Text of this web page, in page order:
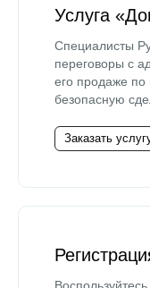
Услуга
Специалисты
переговоры с
его продаже по
безопасную
Заказать